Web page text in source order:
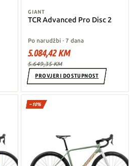
GIANT
TCR Advanced Pro Disc 2
Po narudžbi · 7 dana
5.084,42 KM
5.649,35 KM
PROVJERI DOSTUPNOST
−10%